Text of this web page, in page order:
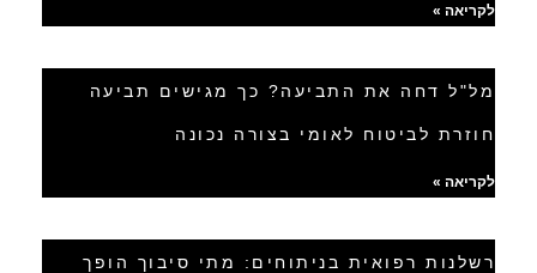
לקריאה »
מל"ל דחה את התביעה? כך מגישים תביעה
חוזרת לביטוח לאומי בצורה נכונה
לקריאה »
רשלנות רפואית בניתוחים: מתי סיבוך הופך